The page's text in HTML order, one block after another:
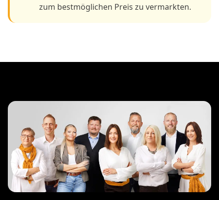
zum bestmöglichen Preis zu vermarkten.